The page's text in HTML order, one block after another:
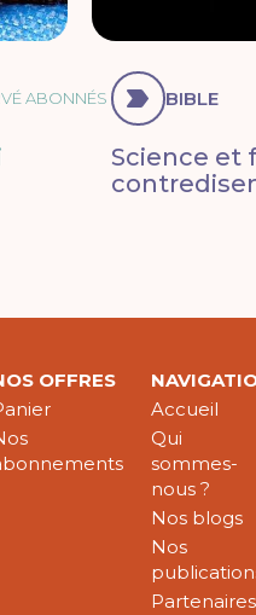
ABONNÉS BIBLE
Science et
OFFRES
Accueil
Qui
sommes-
nous ?
Nos blogs
Nos
Partenaires